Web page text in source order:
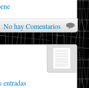
No hay Comentarios
entradas